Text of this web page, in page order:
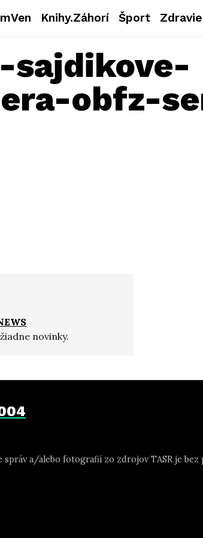
Knihy.Záhorí Šport Zdravie
obfz-
novinky.
správ a/alebo fotografií zo zdrojov TASR je